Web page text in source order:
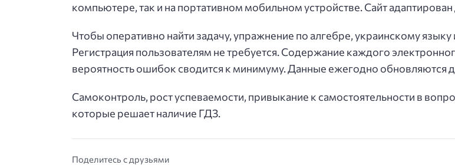
компьютере, так и на портативном мобильном устройстве. Сайт
Чтобы оперативно найти задачу, упражнение по алгебре, украинскому
Регистрация пользователям не требуется. Содержание каждого
вероятность ошибок сводится к минимуму. Данные ежегодно обновляются
Самоконтроль, рост успеваемости, привыкание к самостоятельности в
которые решает наличие ГДЗ.
Поделитесь с друзьями